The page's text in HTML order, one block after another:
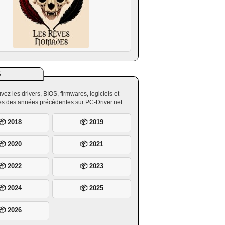
les drivers, BIOS, firmwares, logiciels et
des années précédentes sur PC-Driver.net
2018 📦 2019
2020 📦 2021
2022 📦 2023
2024 📦 2025
2026